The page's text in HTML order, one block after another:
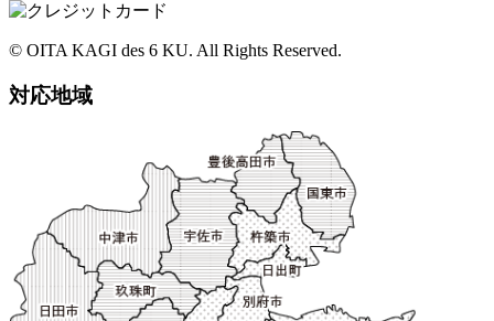
© OITA KAGI des 6 KU. All Rights Reserved.
対応地域